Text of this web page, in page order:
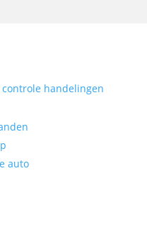
handelingen
auto